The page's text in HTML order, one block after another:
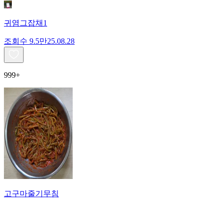
귀염그잡채1
조회수 9.5만25.08.28
999+
고구마줄기무침